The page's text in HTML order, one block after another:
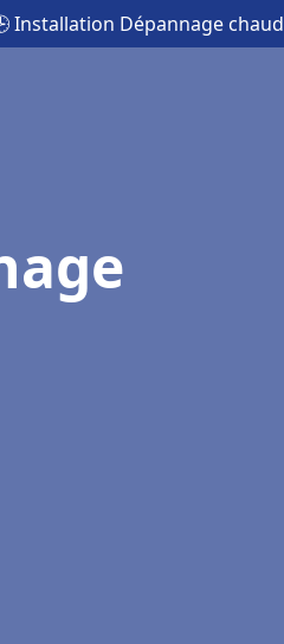
Installation Dépannage